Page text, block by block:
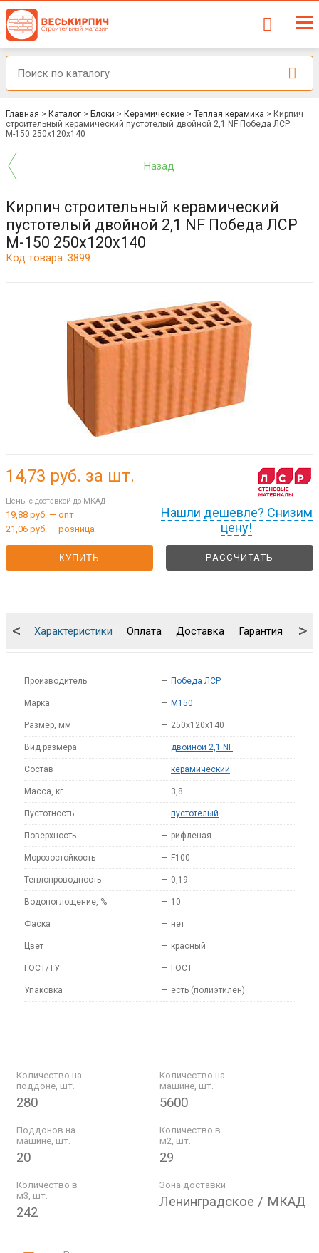
Главная > Каталог > Блоки > Керамические > Теплая керамика > Кирпич
строительный керамический пустотелый двойной 2,1 NF Победа ЛСР
М-150 250x120x140
Назад
Кирпич строительный керамический
пустотелый двойной 2,1 NF Победа ЛСР
М-150 250x120x140
Код товара: 3899
Нашли дешевле? Снизим
цену!
14,73 руб. за шт.
Цены с доставкой до МКАД
19,88 руб. — опт
21,06 руб. — розница
КУПИТЬ РАССЧИТАТЬ
Характеристики Оплата Доставка Гарантия
< >
Производитель — Победа ЛСР
Марка — M150
Размер, мм — 250x120x140
Вид размера — двойной 2,1 NF
Состав — керамический
Масса, кг — 3,8
Пустотность — пустотелый
Поверхность — рифленая
Морозостойкость — F100
Теплопроводность — 0,19
Водопоглощение, % — 10
Фаска — нет
Цвет — красный
ГОСТ/ТУ — ГОСТ
Упаковка — есть (полиэтилен)
Количество на
поддоне, шт.
280
Количество на
машине, шт.
5600
Поддонов на
машине, шт.
20
Количество в
м2, шт.
29
Количество в
м3, шт.
242
Зона доставки
Ленинградское / МКАД